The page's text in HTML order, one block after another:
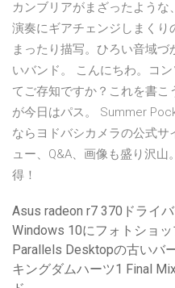
カンブリアがまざったよう
演奏にギアチェンジしまくり
まったり描写。ひろい音域
いバンド。 こんにちわ。コ
てご存知ですか？これを書
が今日はパス。 Summer
ならヨドバシカメラの公式
ュー、Q&A、画像も盛り沢
得！
Asus radeon r7 370ドライ
Windows 10にフォトショ
Parallels Desktopの古いバ
キングダムハーツ1 Final